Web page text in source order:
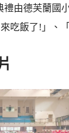
德芙蘭國小
來吃飯了!」